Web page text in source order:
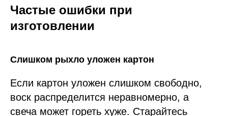
Частые ошибки при
изготовлении
Слишком рыхло уложен картон
Если картон уложен слишком свободно,
воск распределится неравномерно, а
свеча может гореть хуже. Старайтесь